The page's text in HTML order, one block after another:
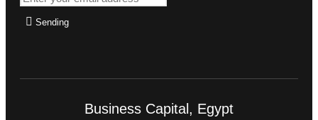
Sending
Business Capital, Egypt